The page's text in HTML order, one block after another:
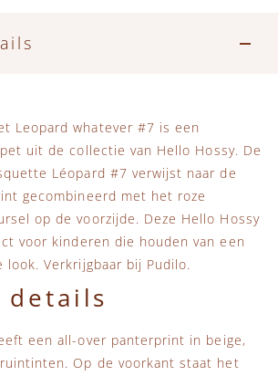
en Knuffeldoekjes
Leopard whatever #7 is een
uit de collectie van Hello Hossy. De
Léopard #7 verwijst naar de
gecombineerd met het roze
op de voorzijde. Deze Hello Hossy
voor kinderen die houden van een
Verkrijgbaar bij Pudilo.
details
een all-over panterprint in beige,
Op de voorkant staat het